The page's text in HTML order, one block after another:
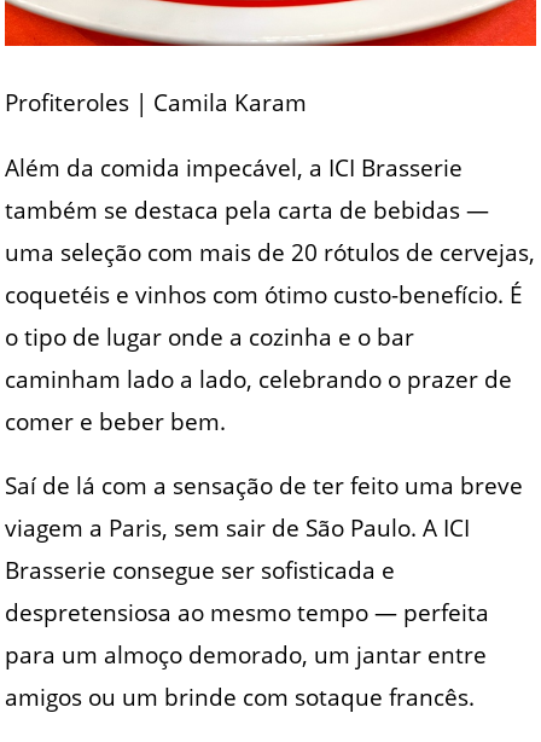
Profiteroles | Camila Karam
Além da comida impecável, a ICI Brasserie
também se destaca pela carta de bebidas —
uma seleção com mais de 20 rótulos de cervejas,
coquetéis e vinhos com ótimo custo-benefício. É
o tipo de lugar onde a cozinha e o bar
caminham lado a lado, celebrando o prazer de
comer e beber bem.
Saí de lá com a sensação de ter feito uma breve
viagem a Paris, sem sair de São Paulo. A ICI
Brasserie consegue ser sofisticada e
despretensiosa ao mesmo tempo — perfeita
para um almoço demorado, um jantar entre
amigos ou um brinde com sotaque francês.